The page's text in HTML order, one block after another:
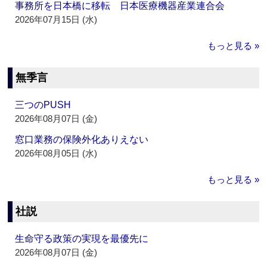
事務所を日本橋に移転 日本医療機器産業連合会
2026年07月15日 (水)
もっと見る »
無季言
三つのPUSH
2026年08月07日 (金)
窓口業務の保険外化ありえない
2026年08月05日 (水)
もっと見る »
社説
生命守る政策の実現を最優先に
2026年08月07日 (金)